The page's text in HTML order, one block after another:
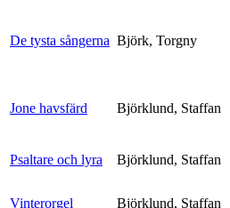
De tysta sångerna Björk, Torgny
Jone havsfärd Björklund, Staffan
Psaltare och lyra Björklund, Staffan
Vinterorgel Björklund, Staffan